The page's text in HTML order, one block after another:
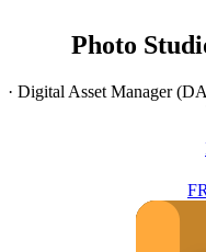
Photo
· Digital Asset Manager